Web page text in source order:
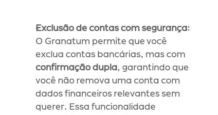
Exclusão de contas com segurança:
O Granatum permite que você
confirmação dupla, garantindo que
você não remova uma conta com
dados financeiros relevantes sem
querer. Essa funcionalidade